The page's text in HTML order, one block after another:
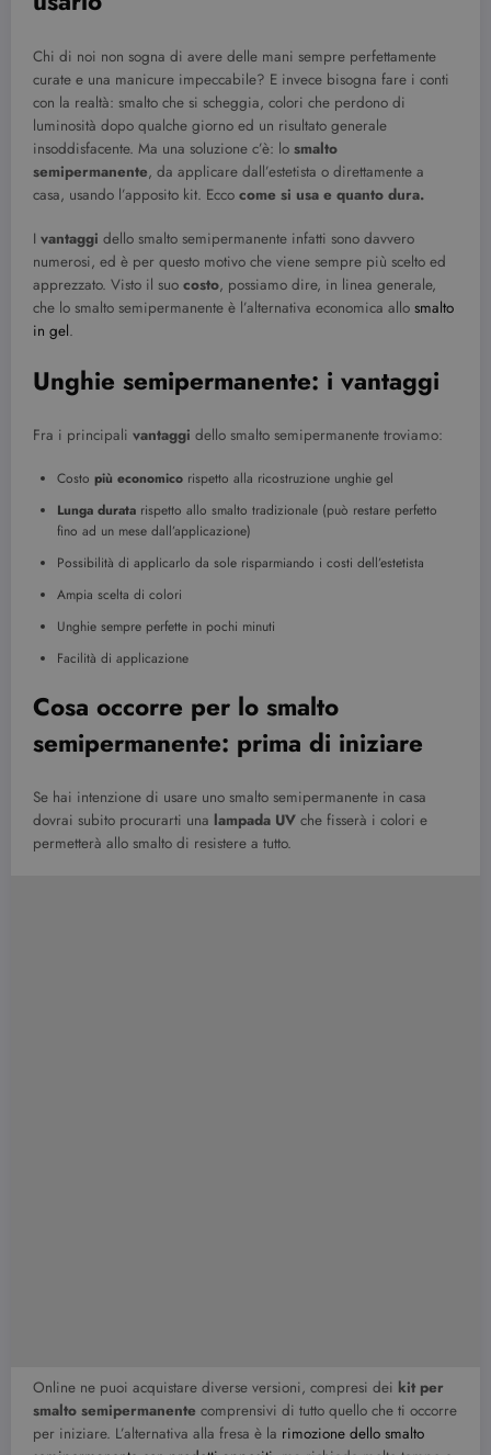
Chi di noi non sogna di avere delle mani sempre perfettamente
curate e una manicure impeccabile? E invece bisogna fare i conti
con la realtà: smalto che si scheggia, colori che perdono di
luminosità dopo qualche giorno ed un risultato generale
insoddisfacente. Ma una soluzione c’è: lo smalto
semipermanente, da applicare dall’estetista o direttamente a
casa, usando l’apposito kit. Ecco come si usa e quanto dura.
I vantaggi dello smalto semipermanente infatti sono davvero
numerosi, ed è per questo motivo che viene sempre più scelto ed
apprezzato. Visto il suo costo, possiamo dire, in linea generale,
che lo smalto semipermanente è l’alternativa economica allo smalto
in gel.
Unghie semipermanente: i vantaggi
Fra i principali vantaggi dello smalto semipermanente troviamo:
Costo più economico rispetto alla ricostruzione unghie gel
Lunga durata rispetto allo smalto tradizionale (può restare perfetto
fino ad un mese dall’applicazione)
Possibilità di applicarlo da sole risparmiando i costi dell’estetista
Ampia scelta di colori
Unghie sempre perfette in pochi minuti
Facilità di applicazione
Cosa occorre per lo smalto
semipermanente: prima di iniziare
Se hai intenzione di usare uno smalto semipermanente in casa
dovrai subito procurarti una lampada UV che fisserà i colori e
permetterà allo smalto di resistere a tutto.
Online ne puoi acquistare diverse versioni, compresi dei kit per
smalto semipermanente comprensivi di tutto quello che ti occorre
per iniziare. L’alternativa alla fresa è la rimozione dello smalto